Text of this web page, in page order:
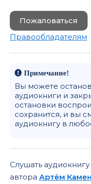
Пожаловаться
Правообладателям
Примечание!
Вы можете
аудиокниги и
остановки
сохранится, и вы
аудиокнигу в
Слушать
автора Артём